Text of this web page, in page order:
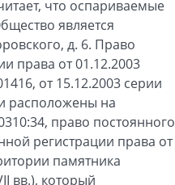
что оспариваемые
является
д. 6. Право
права от 01.12.2003
от 15.12.2003 серии
расположены на
право постоянного
регистрации права от
памятника
вв.), который